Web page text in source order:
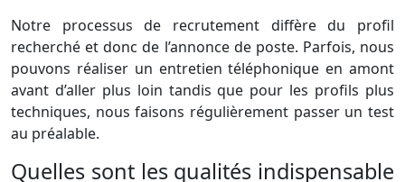
Notre processus de recrutement diffère du proﬁl
recherché et donc de l’annonce de poste. Parfois, nous
pouvons réaliser un entretien téléphonique en amont
avant d’aller plus loin tandis que pour les proﬁls plus
techniques, nous faisons régulièrement passer un test
au préalable.
Quelles sont les qualités indispensable